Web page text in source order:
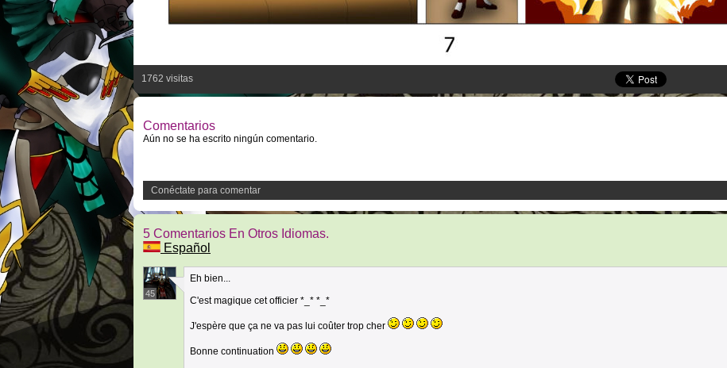
1762 visitas
Comentarios
Aún no se ha escrito ningún comentario.
Conéctate para comentar
5 Comentarios En Otros Idiomas.
Español
45
Eh bien...
C'est magique cet officier *_* *_*
J'espère que ça ne va pas lui coûter trop cher
Bonne continuation